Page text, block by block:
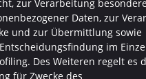
zur Verarbeitung
Daten, zur
und zur Übermittlung sowie
im
Des Weiteren regelt es
für Zwecke des